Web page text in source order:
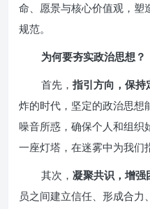
命、愿景与核心价值观，塑
规范。
为何要夯实政治思想？
首先， 指引方向，保持
炸的时代，坚定的政治思想
噪音所惑，确保个人和组织
一座灯塔，在迷雾中为我们
其次， 凝聚共识，增强
员之间建立信任、形成合